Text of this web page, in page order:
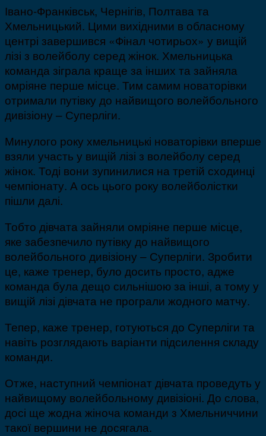
Івано-Франківськ, Чернігів, Полтава та
Хмельницький. Цими вихідними в обласному
центрі завершився «Фінал чотирьох» у вищій
лізі з волейболу серед жінок. Хмельницька
команда зіграла краще за інших та зайняла
омріяне перше місце. Тим самим новаторівки
отримали путівку до найвищого волейбольного
дивізіону – Суперліги.
Минулого року хмельницькі новаторівки вперше
взяли участь у вищій лізі з волейболу серед
жінок. Тоді вони зупинилися на третій сходинці
чемпіонату. А ось цього року волейболістки
пішли далі.
Тобто дівчата зайняли омріяне перше місце,
яке забезпечило путівку до найвищого
волейбольного дивізіону – Суперліги. Зробити
це, каже тренер, було досить просто, адже
команда була дещо сильнішою за інші, а тому у
вищій лізі дівчата не програли жодного матчу.
Тепер, каже тренер, готуються до Суперліги та
навіть розглядають варіанти підсилення складу
команди.
Отже, наступний чемпіонат дівчата проведуть у
найвищому волейбольному дивізіоні. До слова,
досі ще жодна жіноча команди з Хмельниччини
такої вершини не досягала.